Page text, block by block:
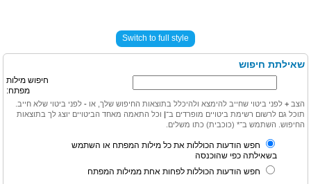
Switch to full style
שאילתת חיפוש
חיפוש מילות
מפתח:
הצב + לפני ביטוי שחייב להימצא ולהיכלל בתוצאות החיפוש שלך, או - לפני ביטוי שלא חייב.
תוכל גם לרשום רשימת ביטויים מופרדים ב־ וכל התאמה מאחד הביטויים יוצג לך בתוצאות
החיפוש. השתמש ב־* (כוכבית) כתו משלים.
חפש הודעות הכוללות את כל מילות המפתח או השתמש
בשאילתה כפי שהוכנסה
חפש הודעות הכוללות לפחות אחת ממילות המפתח